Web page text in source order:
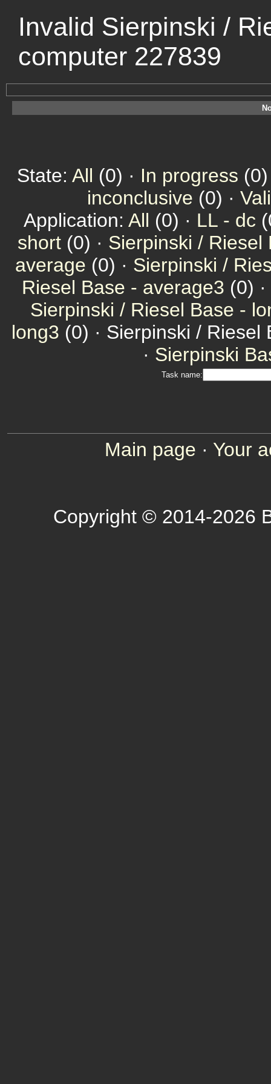
Invalid Sierpinski /
computer 227839
State: All (0) · In progress
inconclusive (0) ·
Application: All (0) · LL - dc
short (0) · Sierpinski / Riesel
average (0) · Sierpinski /
Riesel Base - average3 (0) ·
Sierpinski / Riesel Base -
long3 (0) · Sierpinski /
· Sierpinski
Task name:
Main page · Your
Copyright © 2014-2026